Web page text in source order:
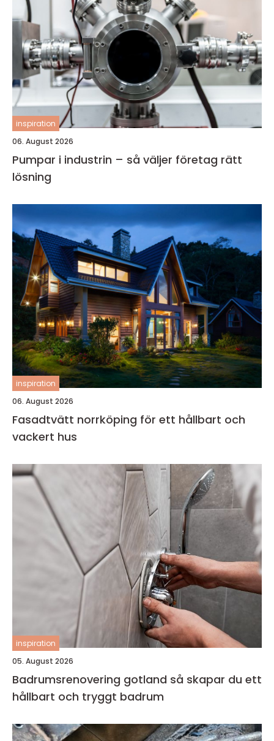
inspiration
06. August 2026
Pumpar i industrin – så väljer företag rätt
lösning
inspiration
06. August 2026
Fasadtvätt norrköping för ett hållbart och
vackert hus
inspiration
05. August 2026
Badrumsrenovering gotland så skapar du ett
hållbart och tryggt badrum